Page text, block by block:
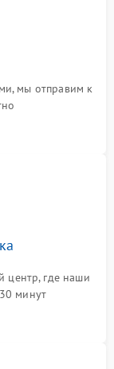
мы отправим к
центр, где наши
минут